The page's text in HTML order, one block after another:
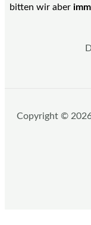
bitten wir aber
Copyright ©